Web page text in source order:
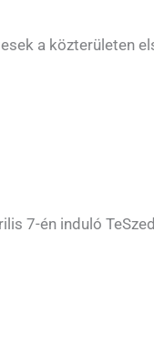
a közterületen
7-én induló